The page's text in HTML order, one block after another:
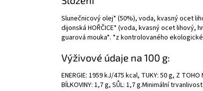
Slunečnicový olej* (50%), voda, kvasný ocet
dijonská HOŘČICE* (voda, kvasný ocet lihový,
guarová mouka*. *z kontrolovaného
Výživové údaje na 100 g:
ENERGIE: 1959 kJ/475 kcal, TUKY: 50 g, Z TOHO
BÍLKOVINY: 1,7 g, SŮL: 1,7 g.Minimální